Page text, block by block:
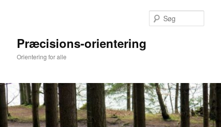
Præcisions-orientering
Orientering for alle